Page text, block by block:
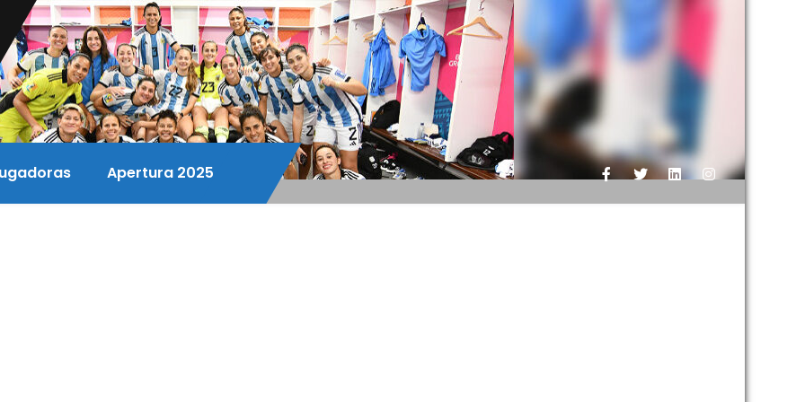
Apertura 2025